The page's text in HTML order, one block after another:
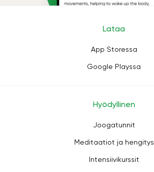
Lataa
App Storessa
Google Playssa
Hyödyllinen
Joogatunnit
Meditaatiot ja hengitys
Intensiivikurssit